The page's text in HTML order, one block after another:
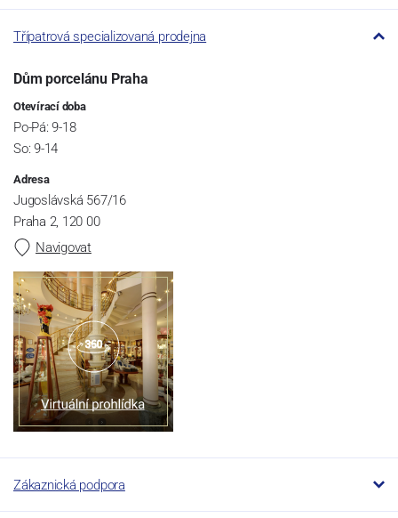
Třípatrová specializovaná prodejna
Dům porcelánu Praha
Otevírací doba
Po-Pá: 9-18
So: 9-14
Adresa
Jugoslávská 567/16
Praha 2, 120 00
Navigovat
Zákaznická podpora